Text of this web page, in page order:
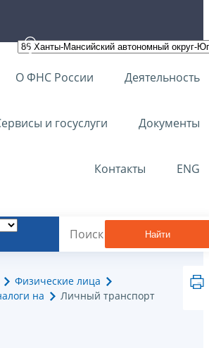
О ФНС России Деятельность
и госуслуги Документы
Контакты ENG
Найти
Физические лица
на
Личный транспорт